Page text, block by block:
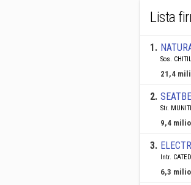
Lista
1.
Sos.
21,4
2.
Str.
9,4
3.
Intr.
6,3